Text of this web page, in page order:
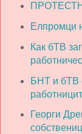
Елпромци
Как бТВ
БНТ и бТВ
Георги